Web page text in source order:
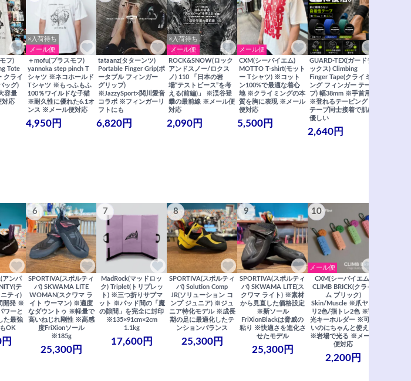
フ)
Tote
クライ
ッグ)
容量
対応
×入荷待ち
メール便
＋mofu(プラスモフ)
yannoka step pinch T
シャツ ※ネコホールド
Tシャツ ※もっふもふ
100％ワイルドな子猫
※耐久性に優れた6.1オ
ンス ※メール便対応
4,950円
tataanz(タターンツ)
Portable Finger Grip(ポ
ータブル フィンガー
グリップ)
※JazzySport×関川愛音
コラボ ※フィンガーリ
フトにも
6,820円
×入荷待ち
メール便
ROCK&SNOW(ロック
アンドスノー/ロクス
ノ) 110 「日本の岩
場“テストピース”を考
える(前編)」 ※渓谷登
攀の最前線 ※メール便
対応
2,090円
メール便
CXM(シーバイエム)
MOTTO T-shirt(モット
ー Tシャツ) ※コット
ン100%で最適な着心
地 ※クライミングの本
質を胸に表現 ※メール
便対応
5,500円
GUARD-TEX(ガードテ
ックス) Climbing
Finger Tape(クライミ
ング フィンガー テー
プ) 幅38mm ※手首用
※登れるテーピング ※
テープ同士接着で肌に
優しい
2,640円
アンパ
テ
ティ)
開発 ※
ワーと
た最強
OK
6
SPORTIVA(スポルティ
バ) SKWAMA LITE
WOMAN(スクワマ ラ
イト ウーマン) ※適度
なダウントゥ ※軽量で
高いねじれ剛性 ※高感
度FriXionソール
※185g
25,300円
7
MadRock(マッドロッ
ク) Triplet(トリプレッ
ト) ※三つ折りサブマ
ット ※パッド間の「魔
の隙間」を完全に封印
※135×91cm×2cm
1.1kg
17,600円
8
SPORTIVA(スポルティ
バ) Solution Comp
JR(ソリューション コ
ンプ ジュニア) ※ジュ
ニア特化モデル ※成長
期の足に最適化したテ
ンションバランス
25,300円
9
SPORTIVA(スポルティ
バ) SKWAMA LITE(ス
クワマ ライト) ※素材
から見直した価格設定
※新ソール
FriXionBlackは脅威の
粘り ※快適さを進化さ
せたモデル
25,300円
10
メール便
CXM(シーバイエム)
CLIMB BRICK(クライ
ム ブリック)
Skin/Muscle ※爪ヤス
リ2色/指トレ2色 ※蓄
光キーホルダー ※可愛
いのにちゃんと使える
※岩場で光る ※メール
便対応
2,200円